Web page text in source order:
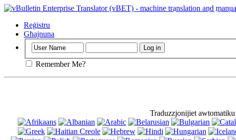
Importanti: Din il-
Reġistru
Għajnuna
Remember Me?
Traduzzjonijiet